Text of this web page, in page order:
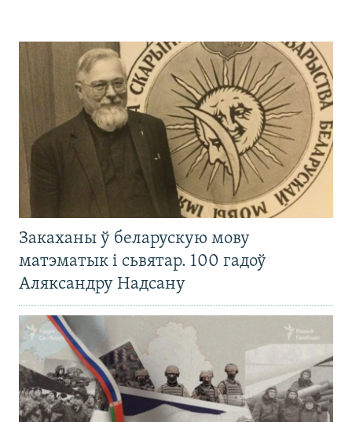
Закаханы ў беларускую мову
матэматык і сьвятар. 100 гадоў
Аляксандру Надсану